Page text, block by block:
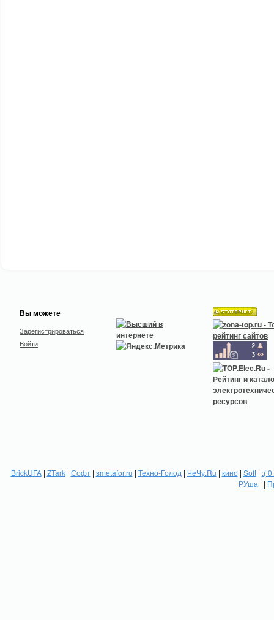
Вы можете
Зарегистрироваться
Войти
BrickUFA| ZTark| Софт| smetafor.ru | Техно-Голод | ЧеЧу.Ru | кино| Soft| :(
РУша | |